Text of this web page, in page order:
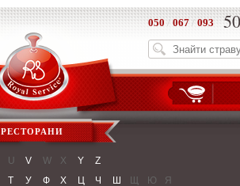
050/ 067 /093
РЕСТОРАНИ
U V W X Y
Z
Т У Ф Х Ц Ч Ш Щ Ю Я